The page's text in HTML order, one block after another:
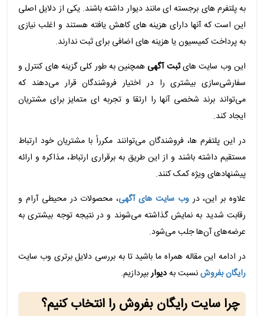
به پلتفرم های برجسته ای مانند دیوار داشته باشند. یکی از دلایل اصلی
این است که آنها دارای هزینه های کاهش یافته هستند و اغلب نیازی
به پرداخت کمیسیون یا هزینه های اضافی برای ثبت ندارند.
این وب ‌سایت ‌هایثبت آگهی همچنین به طور کلی گزینه ‌های کنترل و
سفارشی‌سازی بیشتری را در اختیار فروشندگان قرار می‌دهند که
می‌تواند برند شخصی آنها را ارتقا و تجربه ‌ای متمایز برای مشتریان
ایجاد کند.
در این پلتفرم‌ ها، فروشندگان می‌توانند مکرراً با مشتریان خود ارتباط
مستقیم داشته باشند و از این طریق به برقراری ارتباط، مذاکره و ارائه
پیشنهادهای ویژه کمک کنند.
علاوه بر این، دروب ‌سایت ‌های آگهی، محصولات در محیطی آرام و
رقابت شدید به نمایش گذاشته می‌شوند و در نتیجه توجه بیشتری به
عرضه‌های آن‌ها جلب می‌شود.
در ادامه این مقاله همراه ما باشید تا به بررسی دلایل برتری وب سایت
رایگان بفروشنسبت بهدیواربپردازیم.
چرا سایت رایگان بفروش را انتخاب کنیم؟